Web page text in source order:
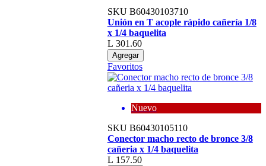
SKU B60430103710
Unión en T acople rápido cañería 1/8
x 1/4 baquelita
L 301.60
Agregar
Favoritos
Nuevo
SKU B60430105110
Conector macho recto de bronce 3/8
cañeria x 1/4 baquelita
L 157.50